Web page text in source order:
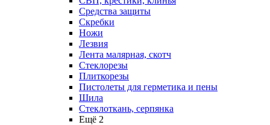
Средства защиты
Скребки
Ножи
Лезвия
Лента малярная, скотч
Стеклорезы
Плиткорезы
Пистолеты для герметика и пены
Шила
Стеклоткань, серпянка
Ещё 2